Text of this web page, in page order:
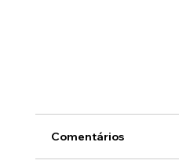
Comentários